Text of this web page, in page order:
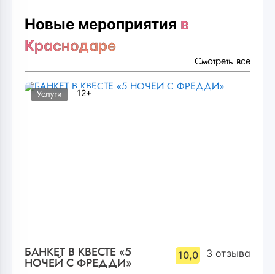
Новые мероприятия в
Краснодаре
Смотреть все
БАНКЕТ В КВЕСТЕ «5
НОЧЕЙ С ФРЕДДИ»
10,0 3 отзыва
Услуги 12+